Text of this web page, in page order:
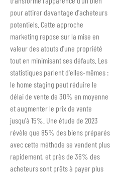
pour attirer davantage d'acheteurs
potentiels. Cette approche
marketing repose sur la mise en
valeur des atouts d'une propriété
tout en minimisant ses défauts. Les
statistiques parlent d'elles-mêmes :
le home staging peut réduire le
délai de vente de 30% en moyenne
et augmenter le prix de vente
jusqu'à 15%. Une étude de 2023
révèle que 85% des biens préparés
avec cette méthode se vendent plus
rapidement, et près de 36% des
acheteurs sont prêts à payer plus